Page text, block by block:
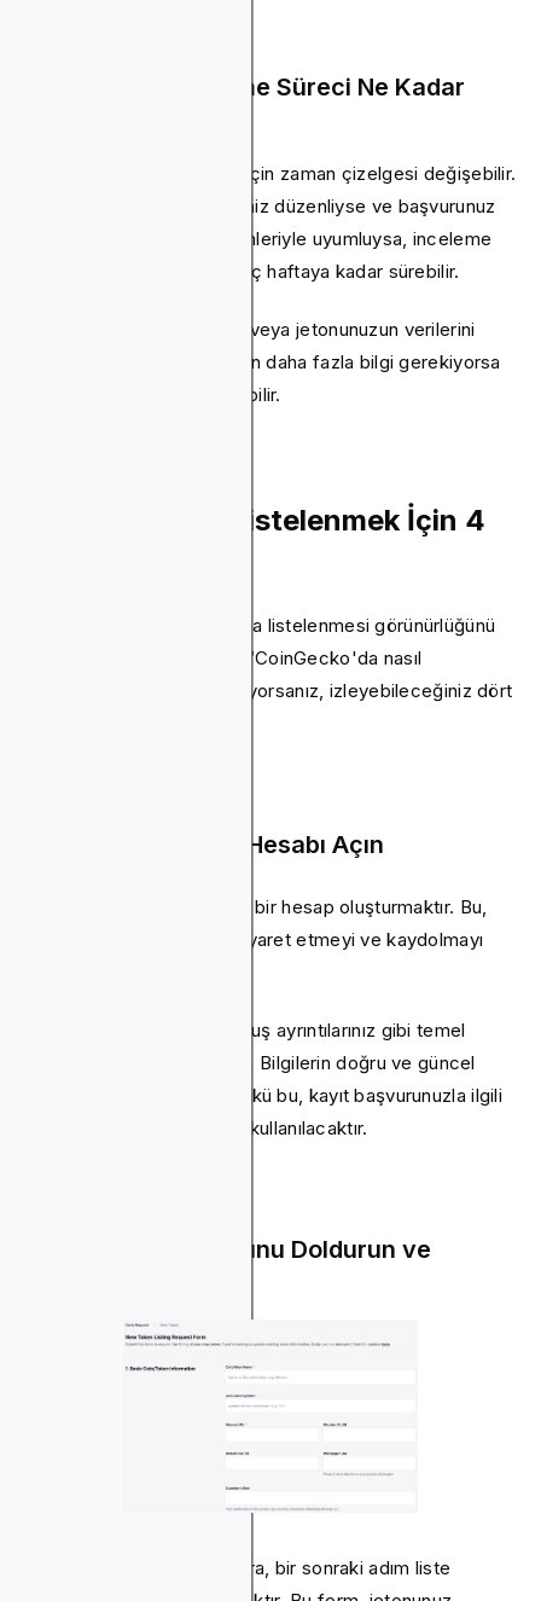
CoinGecko Listeleme Süreci Ne Kadar
Jetonunuzun listelenmesi için zaman çizelgesi değişebilir.
Tipik olarak, tüm belgeleriniz düzenliyse ve başvurunuz
CoinGecko'nun gereksinimleriyle uyumluysa, inceleme
süreci birkaç günden birkaç haftaya kadar sürebilir.
Çok sayıda başvuru varsa veya jetonunuzun verilerini
doğrulamak için ekibinizden daha fazla bilgi gerekiyorsa
gecikmeler meydana gelebilir.
CoinGecko'da Listelenmek İçin 4
Jetonunuzun CoinGecko'da listelenmesi görünürlüğünü
ve güvenilirliğini artırabilir. “CoinGecko'da nasıl
listeleneceğini” merak ediyorsanız, izleyebileceğiniz dört
Adım 1: CoinGecko Hesabı Açın
İlk hamleniz CoinGecko ile bir hesap oluşturmaktır. Bu,
CoinGecko web sitesini ziyaret etmeyi ve kaydolmayı
Adınız, e-postanız ve kuruluş ayrıntılarınız gibi temel
bilgileri sağlamanız gerekir. Bilgilerin doğru ve güncel
olduğundan emin olun, çünkü bu, kayıt başvurunuzla ilgili
sizinle iletişim kurmak için kullanılacaktır.
Adım 2: Kayıt Formunu Doldurun ve
Hesabınız kurulduktan sonra, bir sonraki adım liste